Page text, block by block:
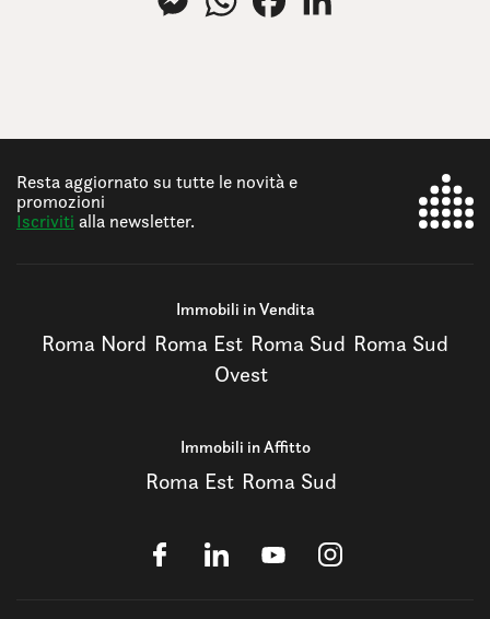
Resta aggiornato su tutte le novità e
promozioni
Iscriviti alla newsletter.
Immobili in Vendita
Roma Nord Roma Est Roma Sud Roma Sud
Ovest
Immobili in Affitto
Roma Est Roma Sud